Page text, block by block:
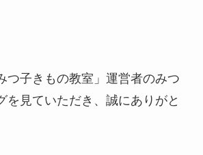
つ子きもの教室」運営者のみつ
を見ていただき、誠にありがと